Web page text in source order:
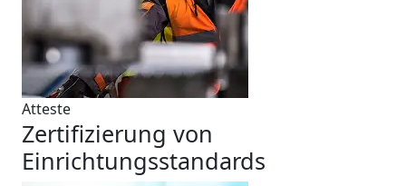
Atteste
Zertifizierung von
Einrichtungsstandards